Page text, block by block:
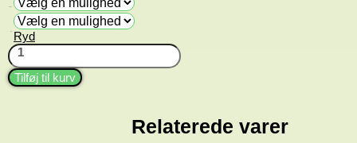
Ryd
Parade
bukser
Dynamic
antal
Tilføj til kurv
Relaterede varer